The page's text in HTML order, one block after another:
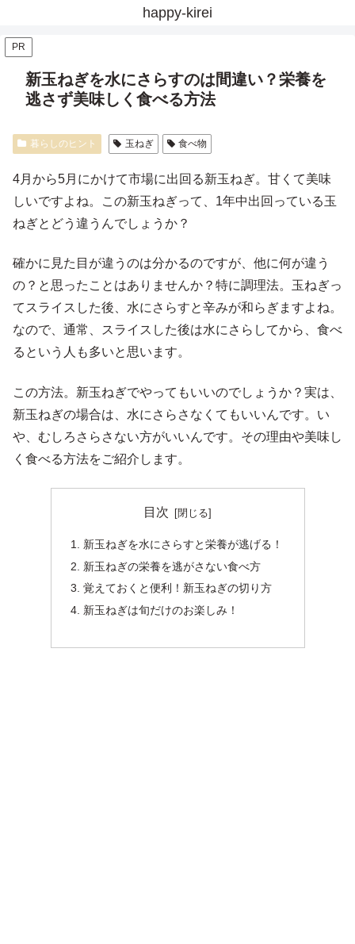
happy-kirei
PR
新玉ねぎを水にさらすのは間違い？栄養を
逃さず美味しく食べる方法
暮らしのヒント 玉ねぎ 食べ物
4月から5月にかけて市場に出回る新玉ねぎ。甘くて美味
しいですよね。この新玉ねぎって、1年中出回っている玉
ねぎとどう違うんでしょうか？
確かに見た目が違うのは分かるのですが、他に何が違う
の？と思ったことはありませんか？特に調理法。玉ねぎっ
てスライスした後、水にさらすと辛みが和らぎますよね。
なので、通常、スライスした後は水にさらしてから、食べ
るという人も多いと思います。
この方法。新玉ねぎでやってもいいのでしょうか？実は、
新玉ねぎの場合は、水にさらさなくてもいいんです。い
や、むしろさらさない方がいいんです。その理由や美味し
く食べる方法をご紹介します。
目次
新玉ねぎを水にさらすと栄養が逃げる！
新玉ねぎの栄養を逃がさない食べ方
覚えておくと便利！新玉ねぎの切り方
新玉ねぎは旬だけのお楽しみ！